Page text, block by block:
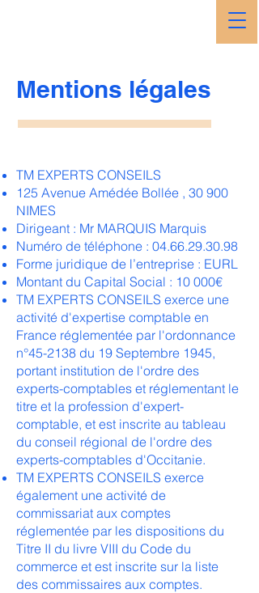
Mentions légales
TM EXPERTS CONSEILS
125 Avenue Amédée Bollée , 30 900
NIMES
Dirigeant : Mr MARQUIS Marquis
Numéro de téléphone : 04.66.29.30.98
Forme juridique de l’entreprise : EURL
Montant du Capital Social : 10 000€
TM EXPERTS CONSEILS exerce une
activité d'expertise comptable en
France réglementée par l'ordonnance
n°45-2138 du 19 Septembre 1945,
portant institution de l'ordre des
experts-comptables et réglementant le
titre et la profession d'expert-
comptable, et est inscrite au tableau
du conseil régional de l'ordre des
experts-comptables d'Occitanie.
TM EXPERTS CONSEILS exerce
également une activité de
commissariat aux comptes
réglementée par les dispositions du
Titre II du livre VIII du Code du
commerce et est inscrite sur la liste
des commissaires aux comptes.